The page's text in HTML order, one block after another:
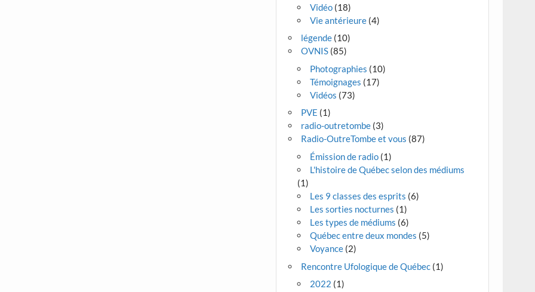
Vidéo (18)
Vie antérieure (4)
légende (10)
OVNIS (85)
Photographies (10)
Témoignages (17)
Vidéos (73)
PVE (1)
radio-outretombe (3)
Radio-OutreTombe et vous (87)
Émission de radio (1)
L'histoire de Québec selon des médiums
(1)
Les 9 classes des esprits (6)
Les sorties nocturnes (1)
Les types de médiums (6)
Québec entre deux mondes (5)
Voyance (2)
Rencontre Ufologique de Québec (1)
2022 (1)